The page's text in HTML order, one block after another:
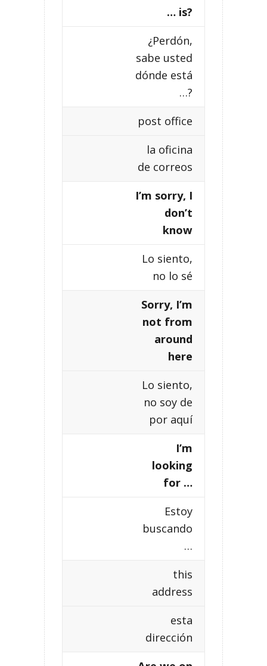
… is?
¿Perdón,
sabe usted
dónde está
…?
post office
la oficina
de correos
I’m sorry, I
don’t
know
Lo siento,
no lo sé
Sorry, I’m
not from
around
here
Lo siento,
no soy de
por aquí
I’m
looking
for …
Estoy
buscando
…
this
address
esta
dirección